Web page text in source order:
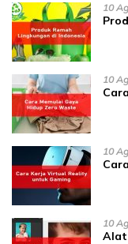
10
10
10
10
Alat